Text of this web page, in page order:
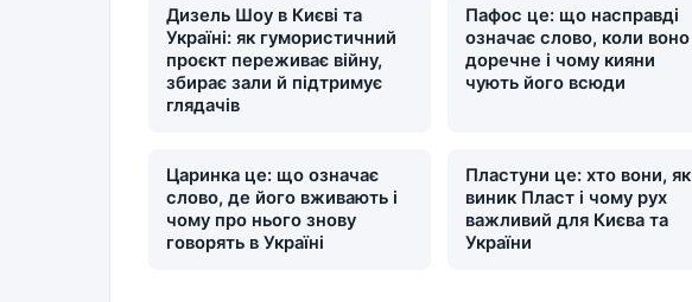
Дизель Шоу в Києві та
Україні: як гумористичний
проєкт переживає війну,
збирає зали й підтримує
глядачів
Пафос це: що насправді
означає слово, коли воно
доречне і чому кияни
чують його всюди
Царинка це: що означає
слово, де його вживають і
чому про нього знову
говорять в Україні
Пластуни це: хто вони, як
виник Пласт і чому рух
важливий для Києва та
України